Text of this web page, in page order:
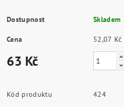
Dostupnost Skladem
Cena
63 Kč
Kód produktu
424